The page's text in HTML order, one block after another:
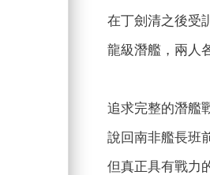
在丁劍清之後受
龍級潛艦，兩人
追求完整的潛艦
說回南非艦長班
但真正具有戰力